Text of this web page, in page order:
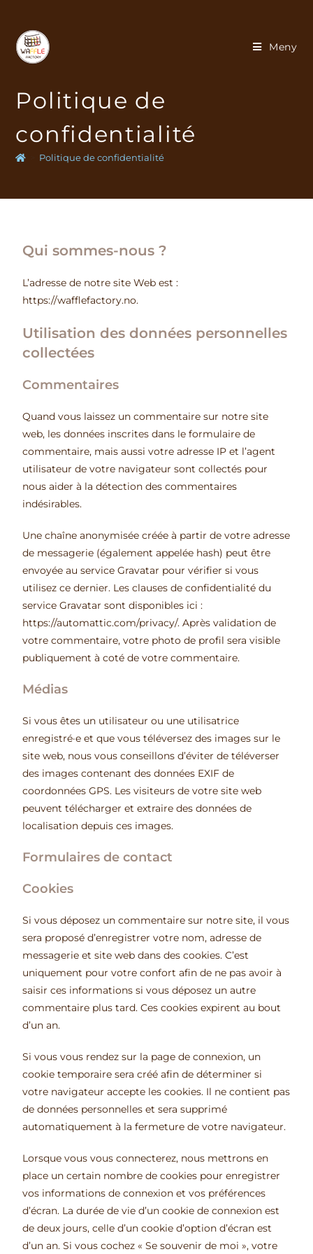
Meny
Politique de
confidentialité
Politique de confidentialité
Qui sommes-nous ?
L’adresse de notre site Web est :
https://wafflefactory.no.
Utilisation des données personnelles
collectées
Commentaires
Quand vous laissez un commentaire sur notre site
web, les données inscrites dans le formulaire de
commentaire, mais aussi votre adresse IP et l’agent
utilisateur de votre navigateur sont collectés pour
nous aider à la détection des commentaires
indésirables.
Une chaîne anonymisée créée à partir de votre adresse
de messagerie (également appelée hash) peut être
envoyée au service Gravatar pour vérifier si vous
utilisez ce dernier. Les clauses de confidentialité du
service Gravatar sont disponibles ici :
https://automattic.com/privacy/. Après validation de
votre commentaire, votre photo de profil sera visible
publiquement à coté de votre commentaire.
Médias
Si vous êtes un utilisateur ou une utilisatrice
enregistré·e et que vous téléversez des images sur le
site web, nous vous conseillons d’éviter de téléverser
des images contenant des données EXIF de
coordonnées GPS. Les visiteurs de votre site web
peuvent télécharger et extraire des données de
localisation depuis ces images.
Formulaires de contact
Cookies
Si vous déposez un commentaire sur notre site, il vous
sera proposé d’enregistrer votre nom, adresse de
messagerie et site web dans des cookies. C’est
uniquement pour votre confort afin de ne pas avoir à
saisir ces informations si vous déposez un autre
commentaire plus tard. Ces cookies expirent au bout
d’un an.
Si vous vous rendez sur la page de connexion, un
cookie temporaire sera créé afin de déterminer si
votre navigateur accepte les cookies. Il ne contient pas
de données personnelles et sera supprimé
automatiquement à la fermeture de votre navigateur.
Lorsque vous vous connecterez, nous mettrons en
place un certain nombre de cookies pour enregistrer
vos informations de connexion et vos préférences
d’écran. La durée de vie d’un cookie de connexion est
de deux jours, celle d’un cookie d’option d’écran est
d’un an. Si vous cochez « Se souvenir de moi », votre